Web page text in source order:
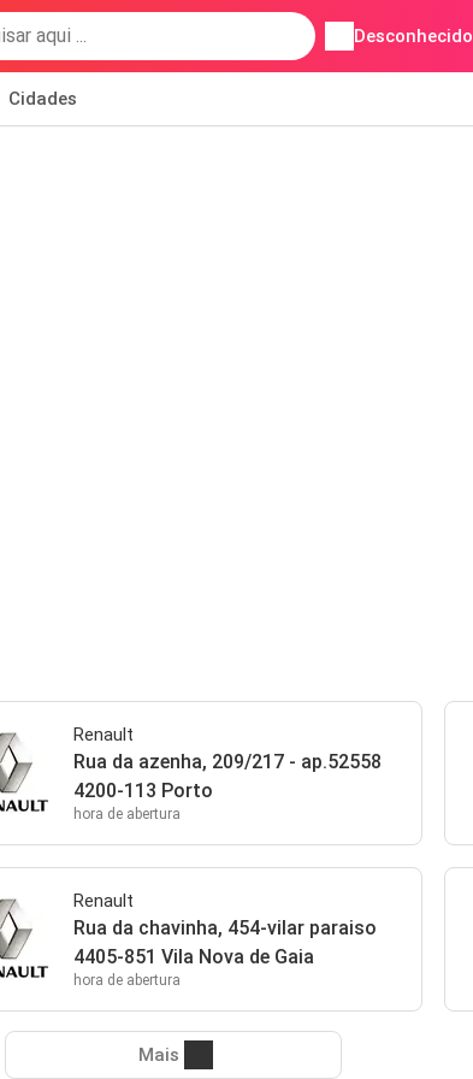
Desconhecido
Cidades
Renault
Rua da azenha, 209/217 - ap.52558
4200-113 Porto
hora de abertura
Renault
Rua da chavinha, 454-vilar paraiso
4405-851 Vila Nova de Gaia
hora de abertura
Mais